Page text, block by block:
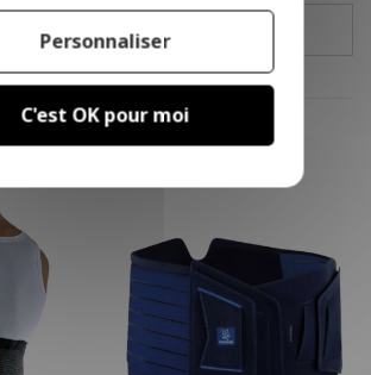
AIMER
C'est OK pour moi
Personnaliser